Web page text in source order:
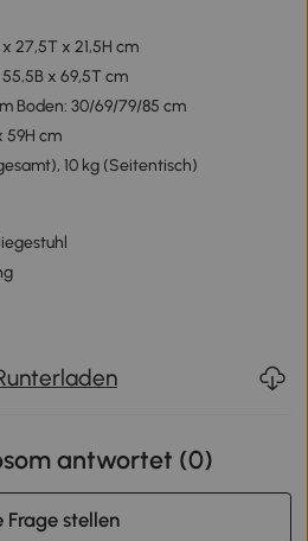
27,5T x 21,5H cm
x 69,5T cm
Boden: 30/69/79/85 cm
59H cm
10 kg (Seitentisch)
antwortet (0)
Frage stellen